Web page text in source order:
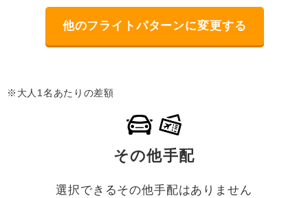
他のフライトパターンに変更する
※大人1名あたりの差額
その他手配
選択できるその他手配はありません